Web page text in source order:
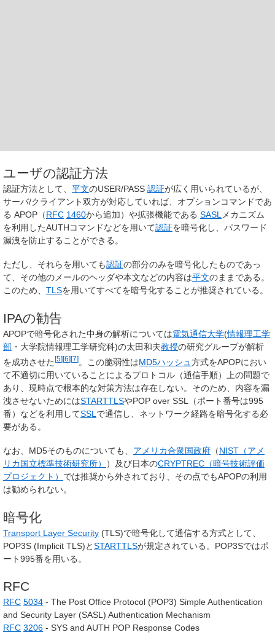
ユーザの認証方法
認証方法として、 平文のUSER/PASS 認証が広く用いられているが、
サーバ/クライアント双方が対応していれば、オプションコマンドであ
る APOP（RFC 1460から追加）や拡張機能である SASL メカニズム
を利用したAUTHコマンドなどを用いて認証を暗号化し、パスワード
漏洩を防止することができる。
ただし、それらを用いても認証の部分のみを暗号化したものであっ
て、その他のメールのヘッダや本文などの内容は平文のままである。
このため、 TLSを用いてすべてを暗号化することが推奨されている。
IPAの勧告
APOPで暗号化された中身の解析については電気通信大学(情報理工学
部 ・大学院情報理工学研究科)の太田和夫教授の研究グループが解析
を成功させた[5][6][7]。この脆弱性はMD5ハッシュ 方式をAPOPにおい
て不適切に用いていることによるプロトコル（通信手順）上の問題で
あり、現時点で根本的な対策方法は存在しない。そのため、内容を漏
洩させないためにはSTARTTLSやPOP over SSL（ポート番号は995
番）などを利用してSSL で通信し、ネットワーク経路を暗号化する必
要がある。
なお、MD5そのものについても、 アメリカ合衆国政府 （NIST（アメ
リカ国立標準技術研究所）
）及び日本のCRYPTREC（暗号技術評価
プロジェクト） では推奨から外されており、その点でもAPOPの利用
は勧められない。
暗号化
Transport Layer Security (TLS)で暗号化して通信する方式として、
POP3S (Implicit TLS)とSTARTTLSが規定されている。POP3Sではポ
ート995番を用いる。
RFC
RFC 5034 - The Post Office Protocol (POP3) Simple Authentication
and Security Layer (SASL) Authentication Mechanism
RFC 3206 - SYS and AUTH POP Response Codes